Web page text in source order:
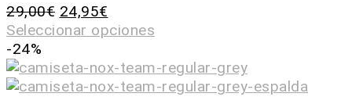
29,00€ 24,95€
Seleccionar opciones
-24%